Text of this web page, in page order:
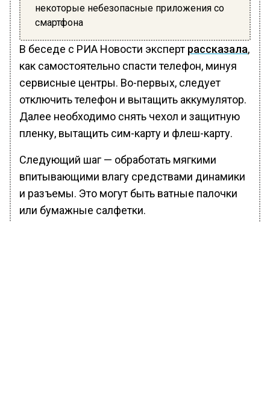
некоторые небезопасные приложения со
смартфона
В беседе с РИА Новости эксперт рассказала,
как самостоятельно спасти телефон, минуя
сервисные центры. Во-первых, следует
отключить телефон и вытащить аккумулятор.
Далее необходимо снять чехол и защитную
пленку, вытащить сим-карту и флеш-карту.
Следующий шаг — обработать мягкими
впитывающими влагу средствами динамики
и разъемы. Это могут быть ватные палочки
или бумажные салфетки.